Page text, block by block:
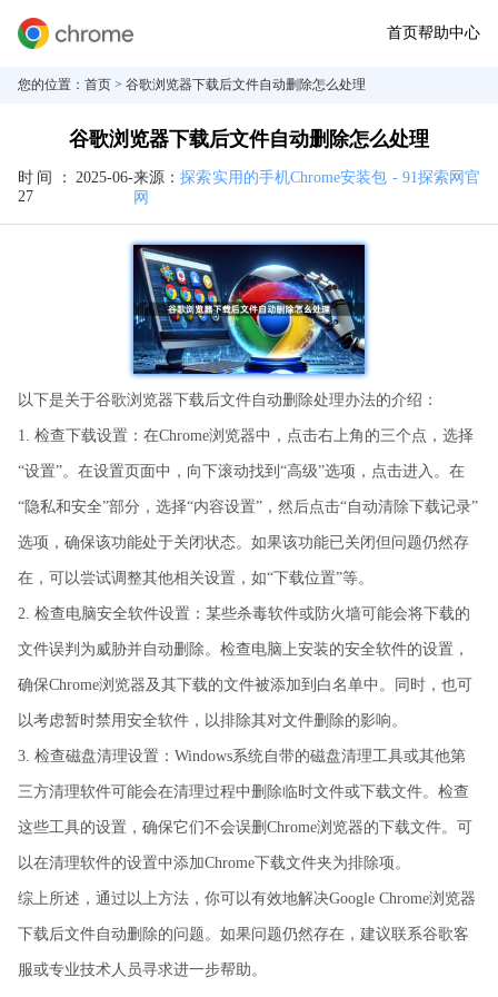
首页帮助中心
您的位置： 首页 > 谷歌浏览器下载后文件自动删除怎么处理
谷歌浏览器下载后文件自动删除怎么处理
时间： 2025-06-
27
来源：探索实用的手机Chrome安装包 - 91探索网官
网
以下是关于谷歌浏览器下载后文件自动删除处理办法的介绍：
1. 检查下载设置：在Chrome浏览器中，点击右上角的三个点，选择
“设置”。在设置页面中，向下滚动找到“高级”选项，点击进入。在
“隐私和安全”部分，选择“内容设置”，然后点击“自动清除下载记录”
选项，确保该功能处于关闭状态。如果该功能已关闭但问题仍然存
在，可以尝试调整其他相关设置，如“下载位置”等。
2. 检查电脑安全软件设置：某些杀毒软件或防火墙可能会将下载的
文件误判为威胁并自动删除。检查电脑上安装的安全软件的设置，
确保Chrome浏览器及其下载的文件被添加到白名单中。同时，也可
以考虑暂时禁用安全软件，以排除其对文件删除的影响。
3. 检查磁盘清理设置：Windows系统自带的磁盘清理工具或其他第
三方清理软件可能会在清理过程中删除临时文件或下载文件。检查
这些工具的设置，确保它们不会误删Chrome浏览器的下载文件。可
以在清理软件的设置中添加Chrome下载文件夹为排除项。
综上所述，通过以上方法，你可以有效地解决Google Chrome浏览器
下载后文件自动删除的问题。如果问题仍然存在，建议联系谷歌客
服或专业技术人员寻求进一步帮助。